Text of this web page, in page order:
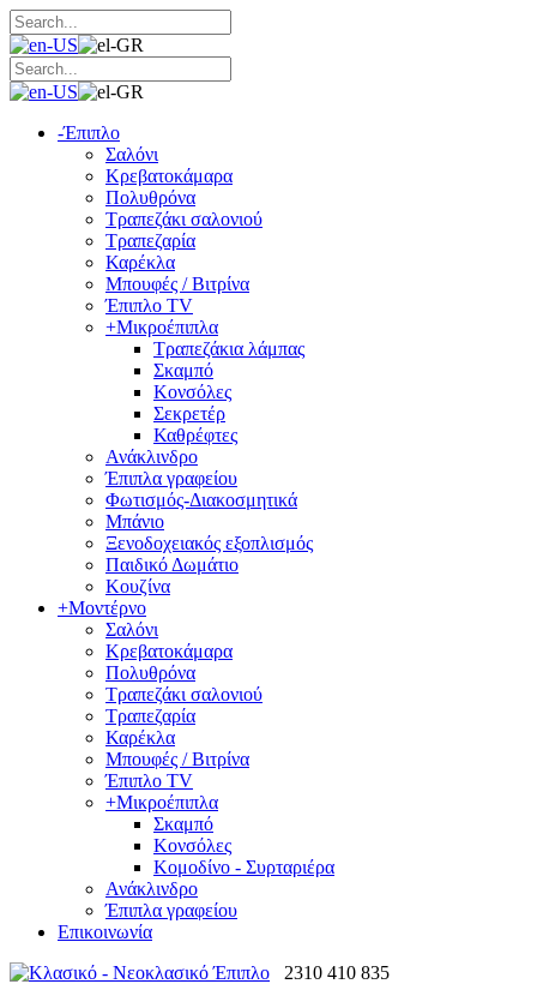
-Έπιπλο
Σαλόνι
Κρεβατοκάμαρα
Πολυθρόνα
Τραπεζάκι σαλονιού
Τραπεζαρία
Καρέκλα
Μπουφές / Βιτρίνα
Έπιπλο TV
+Μικροέπιπλα
Τραπεζάκια λάμπας
Σκαμπό
Κονσόλες
Σεκρετέρ
Καθρέφτες
Ανάκλινδρο
Έπιπλα γραφείου
Φωτισμός-Διακοσμητικά
Μπάνιο
Ξενοδοχειακός εξοπλισμός
Παιδικό Δωμάτιο
Κουζίνα
+Μοντέρνο
Σαλόνι
Κρεβατοκάμαρα
Πολυθρόνα
Τραπεζάκι σαλονιού
Τραπεζαρία
Καρέκλα
Μπουφές / Βιτρίνα
Έπιπλο TV
+Μικροέπιπλα
Σκαμπό
Κονσόλες
Κομοδίνο - Συρταριέρα
Ανάκλινδρο
Έπιπλα γραφείου
Επικοινωνία
2310 410 835